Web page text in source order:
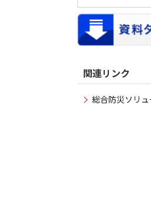
関連リンク
総合防災ソリ